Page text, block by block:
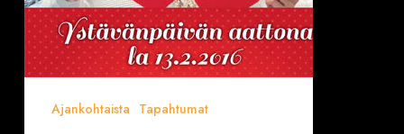
Ajankohtaista Tapahtumat